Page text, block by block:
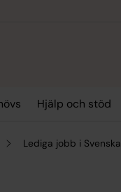
Hjälp och stöd
Lediga jobb i